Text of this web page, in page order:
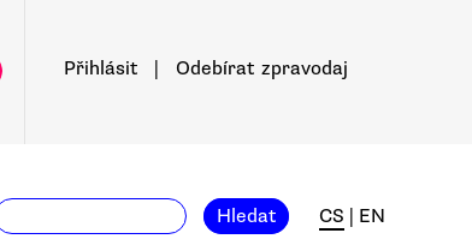
Přihlásit Odebírat zpravodaj
Hledat CS EN